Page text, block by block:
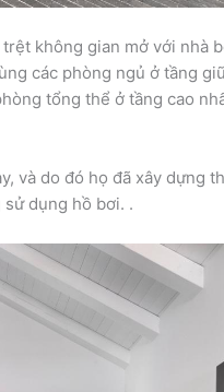
không gian mở với nhà
các phòng ngủ ở tầng
tổng thể ở tầng cao
và do đó họ đã xây dựng
dụng hồ bơi. .